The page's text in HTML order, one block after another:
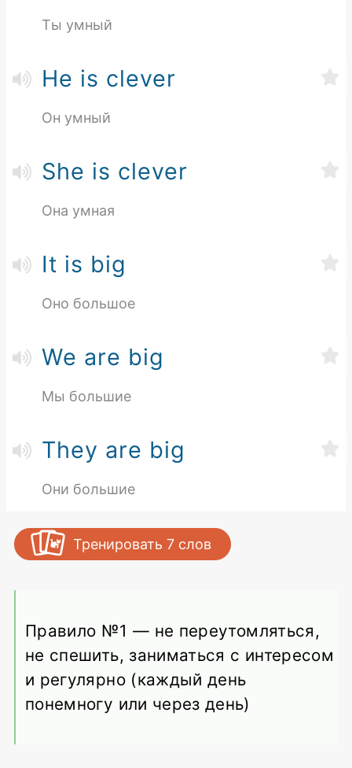
Ты умный
He is clever
Он умный
She is clever
Она умная
It is big
Оно большое
We are big
Мы большие
They are big
Они большие
Тренировать 7 слов
Правило №1 — не переутомляться,
не спешить, заниматься с интересом
и регулярно (каждый день
понемногу или через день)